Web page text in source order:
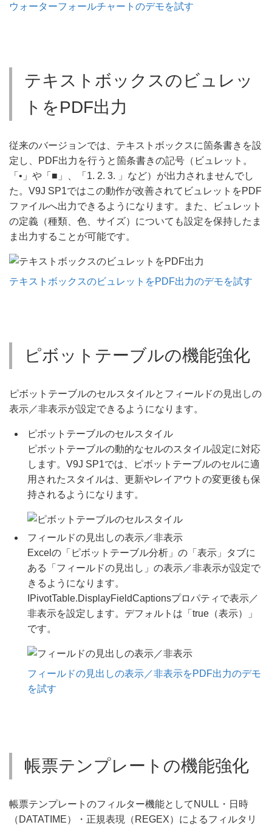
ウォーターフォールチャートのデモを試す
テキストボックスのビュレッ
トをPDF出力
従来のバージョンでは、テキストボックスに箇条書きを設
定し、PDF出力を行うと箇条書きの記号（ビュレット。
「•」や「■」、「1. 2. 3. 」など）が出力されませんでし
た。V9J SP1ではこの動作が改善されてビュレットをPDF
ファイルへ出力できるようになります。また、ビュレット
の定義（種類、色、サイズ）についても設定を保持したま
ま出力することが可能です。
テキストボックスのビュレットをPDF出力のデモを試す
ピボットテーブルの機能強化
ピボットテーブルのセルスタイルとフィールドの見出しの
表示／非表示が設定できるようになります。
ピボットテーブルのセルスタイル
ピボットテーブルの動的なセルのスタイル設定に対応
します。V9J SP1では、ピボットテーブルのセルに適
用されたスタイルは、更新やレイアウトの変更後も保
持されるようになります。
フィールドの見出しの表示／非表示
Excelの「ピボットテーブル分析」の「表示」タブに
ある「フィールドの見出し」の表示／非表示が設定で
きるようになります。
IPivotTable.DisplayFieldCaptionsプロパティで表示／
非表示を設定します。デフォルトは「true（表示）」
です。
フィールドの見出しの表示／非表示をPDF出力のデモ
を試す
帳票テンプレートの機能強化
帳票テンプレートのフィルター機能としてNULL・日時
（DATATIME）・正規表現（REGEX）によるフィルタリ